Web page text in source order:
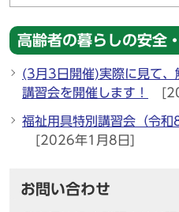
高齢者の暮らしの安全
(3月3日開催)実際に見て、
講習会を開催します！
福祉用具特別講習会（令和
[2026年1月8日]
お問い合わせ